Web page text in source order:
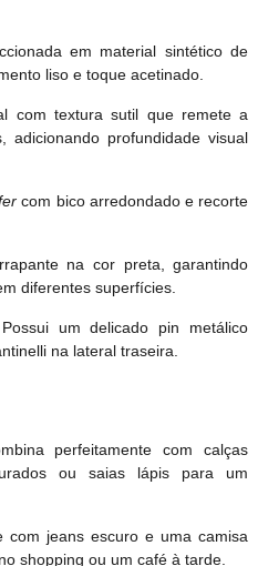
em material sintético de
liso e toque acetinado.
com textura sutil que remete a
adicionando profundidade visual
com bico arredondado e recorte
na cor preta, garantindo
diferentes superfícies.
Possui um delicado pin metálico
na lateral traseira.
perfeitamente com calças
ou saias lápis para um
com jeans escuro e uma camisa
shopping ou um café à tarde.